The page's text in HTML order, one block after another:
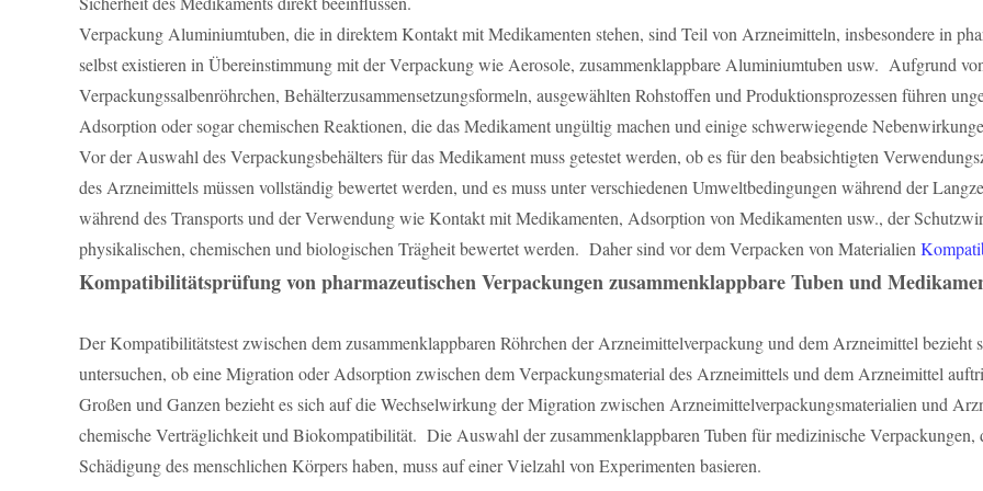
Verpackung Aluminiumtuben, die in direktem Kontakt mit Medikamenten stehen, sind Teil von Arzneimitteln, insbesondere in
selbst existieren in Übereinstimmung mit der Verpackung wie Aerosole, zusammenklappbare Aluminiumtuben usw. Aufgrund
Verpackungssalbenröhrchen, Behälterzusammensetzungsformeln, ausgewählten Rohstoffen und Produktionsprozessen führen
Adsorption oder sogar chemischen Reaktionen, die das Medikament ungültig machen und einige schwerwiegende
Vor der Auswahl des Verpackungsbehälters für das Medikament muss getestet werden, ob es für den beabsichtigten
des Arzneimittels müssen vollständig bewertet werden, und es muss unter verschiedenen Umweltbedingungen während der
während des Transports und der Verwendung wie Kontakt mit Medikamenten, Adsorption von Medikamenten usw., der
physikalischen, chemischen und biologischen Trägheit bewertet werden. Daher sind vor dem Verpacken von Materialien
Kompatibilitätsprüfung von pharmazeutischen Verpackungen zusammenklappbare Tuben und
Der Kompatibilitätstest zwischen dem zusammenklappbaren Röhrchen der Arzneimittelverpackung und dem Arzneimittel
untersuchen, ob eine Migration oder Adsorption zwischen dem Verpackungsmaterial des Arzneimittels und dem Arzneimittel
Großen und Ganzen bezieht es sich auf die Wechselwirkung der Migration zwischen Arzneimittelverpackungsmaterialien und
chemische Verträglichkeit und Biokompatibilität. Die Auswahl der zusammenklappbaren Tuben für medizinische
Schädigung des menschlichen Körpers haben, muss auf einer Vielzahl von Experimenten basieren.